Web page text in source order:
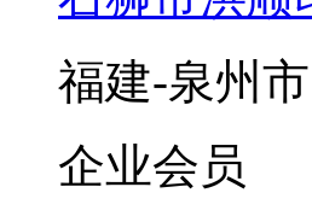
福建-泉州市
企业会员